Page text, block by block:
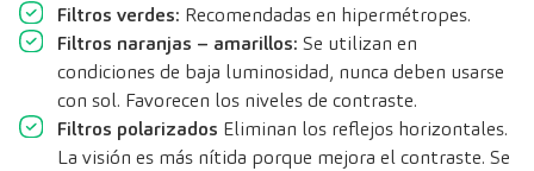
Filtros verdes: Recomendadas en hipermétropes.
Filtros naranjas – amarillos: Se utilizan en
condiciones de baja luminosidad, nunca deben usarse
con sol. Favorecen los niveles de contraste.
Filtros polarizados Eliminan los reflejos horizontales.
La visión es más nítida porque mejora el contraste. Se